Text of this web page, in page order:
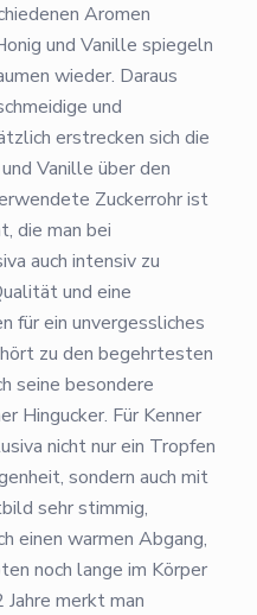
Aromen
und Vanille spiegeln
wieder. Daraus
und
erstrecken sich die
Vanille über den
Zuckerrohr ist
die man bei
auch intensiv zu
und eine
für ein unvergessliches
zu den begehrtesten
seine besondere
Hingucker. Für Kenner
nicht nur ein Tropfen
sondern auch mit
sehr stimmig,
einen warmen Abgang,
noch lange im Körper
merkt man